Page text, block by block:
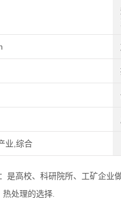
业,综合
是高校、科研院所、工矿企业
热处理的选择.